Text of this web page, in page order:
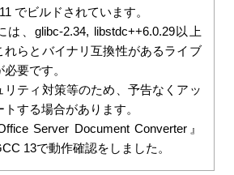
でビルドされています。
は、glibc-2.34, libstdc++6.0.29以上
れらとバイナリ互換性があるライブ
要です。
リティ対策等のため、予告なくアッ
トする場合があります。
Server Document Converter』
13で動作確認をしました。